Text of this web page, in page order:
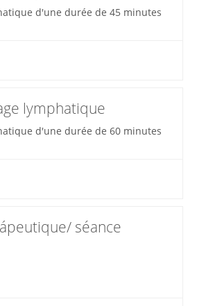
d'une durée de 45 minutes
lymphatique
d'une durée de 60 minutes
séance